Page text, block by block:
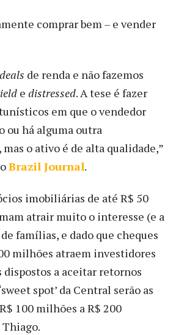
comprar bem – e vender
deals de renda e não fazemos
e distressed. A tese é fazer
em que o vendedor
ou há alguma outra
o ativo é de alta qualidade,”
Brazil Journal.
imobiliárias de até R$ 50
atrair muito o interesse (e a
famílias, e dado que cheques
milhões atraem investidores
a aceitar retornos
spot’ da Central serão as
100 milhões a R$ 200